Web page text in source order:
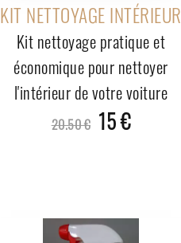
KIT NETTOYAGE INTÉRIEUR
Kit nettoyage pratique et
économique pour nettoyer
l'intérieur de votre voiture
20.50 € 15 €